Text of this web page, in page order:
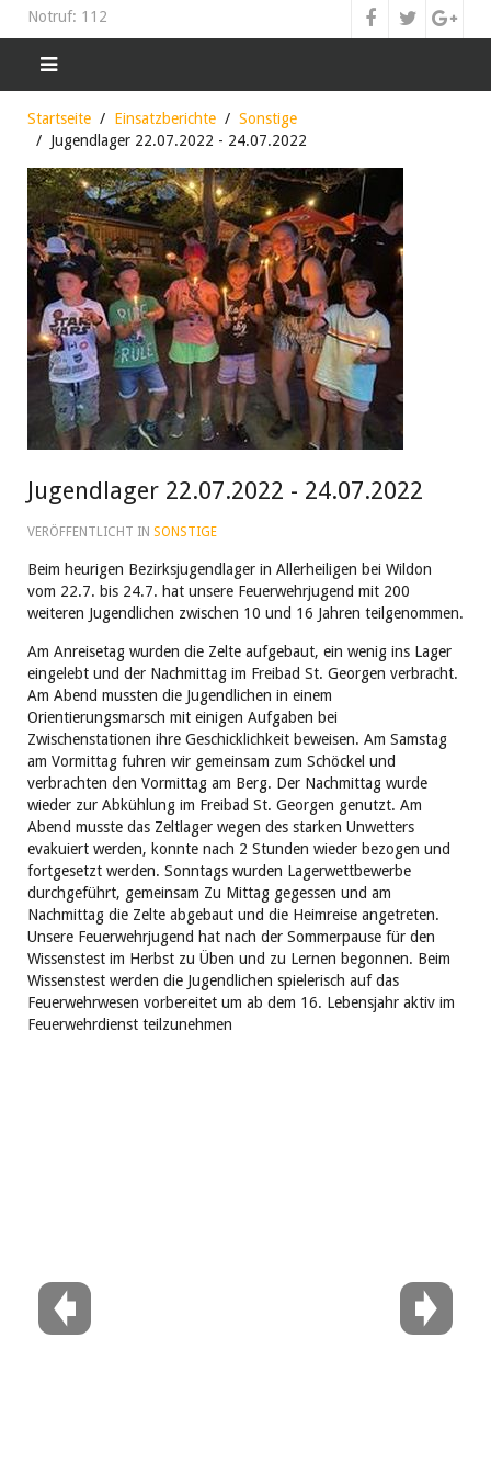
Notruf: 112
Startseite Einsatzberichte
Sonstige
Jugendlager 22.07.2022 - 24.07.2022
Jugendlager 22.07.2022 - 24.07.2022
VERÖFFENTLICHT IN SONSTIGE
Beim heurigen Bezirksjugendlager in Allerheiligen bei Wildon
vom 22.7. bis 24.7. hat unsere Feuerwehrjugend mit 200
weiteren Jugendlichen zwischen 10 und 16 Jahren teilgenommen.
Am Anreisetag wurden die Zelte aufgebaut, ein wenig ins Lager
eingelebt und der Nachmittag im Freibad St. Georgen verbracht.
Am Abend mussten die Jugendlichen in einem
Orientierungsmarsch mit einigen Aufgaben bei
Zwischenstationen ihre Geschicklichkeit beweisen. Am Samstag
am Vormittag fuhren wir gemeinsam zum Schöckel und
verbrachten den Vormittag am Berg. Der Nachmittag wurde
wieder zur Abkühlung im Freibad St. Georgen genutzt. Am
Abend musste das Zeltlager wegen des starken Unwetters
evakuiert werden, konnte nach 2 Stunden wieder bezogen und
fortgesetzt werden. Sonntags wurden Lagerwettbewerbe
durchgeführt, gemeinsam Zu Mittag gegessen und am
Nachmittag die Zelte abgebaut und die Heimreise angetreten.
Unsere Feuerwehrjugend hat nach der Sommerpause für den
Wissenstest im Herbst zu Üben und zu Lernen begonnen. Beim
Wissenstest werden die Jugendlichen spielerisch auf das
Feuerwehrwesen vorbereitet um ab dem 16. Lebensjahr aktiv im
Feuerwehrdienst teilzunehmen